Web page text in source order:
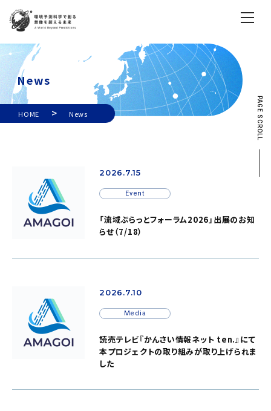
News
PAGE SCROLL
HOME > News
2026.7.15
Event
「流域ぷらっとフォーラム2026」出展のお知
らせ（7/18）
2026.7.10
Media
読売テレビ『かんさい情報ネット ten.』にて
本プロジェクトの取り組みが取り上げられま
した